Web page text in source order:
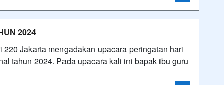
2024
Jakarta mengadakan upacara peringatan hari
tahun 2024. Pada upacara kali ini bapak ibu guru